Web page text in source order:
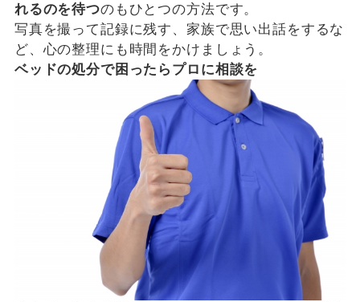
れるのを待つのもひとつの方法です。
写真を撮って記録に残す、家族で思い出話をするな
ど、心の整理にも時間をかけましょう。
ベッドの処分で困ったらプロに相談を